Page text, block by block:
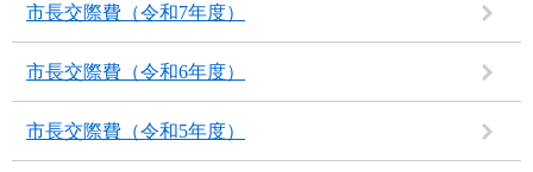
市長交際費（令和7年度）
市長交際費（令和6年度）
市長交際費（令和5年度）